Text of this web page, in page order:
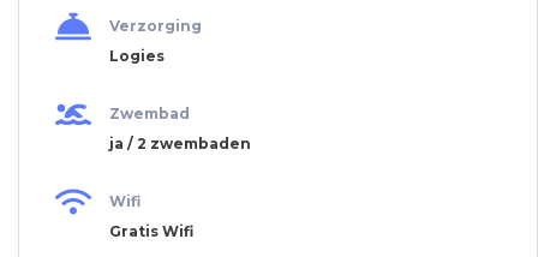
Verzorging
Logies
Zwembad
ja / 2 zwembaden
Wifi
Gratis Wifi